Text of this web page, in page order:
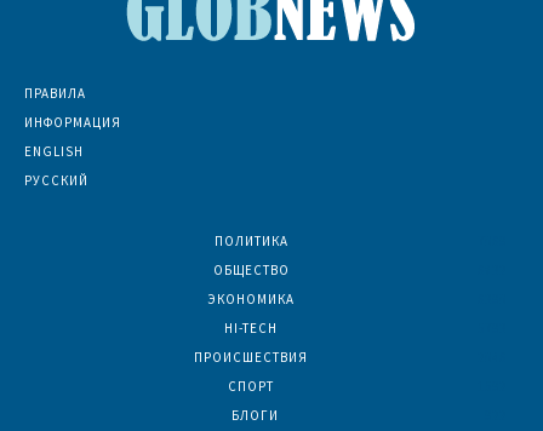
ПРАВИЛА
ИНФОРМАЦИЯ
ENGLISH
РУССКИЙ
ПОЛИТИКА
ОБЩЕСТВО
ЭКОНОМИКА
HI-TECH
ПРОИСШЕСТВИЯ
СПОРТ
БЛОГИ